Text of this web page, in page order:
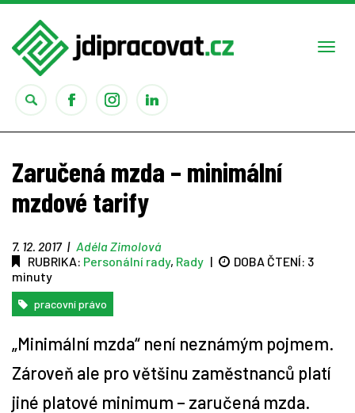
Rady
Reality show
Seriály
Tipy
Zaručená mzda – minimální
mzdové tarify
7. 12. 2017 | Adéla Zimolová
RUBRIKA: Personální rady, Rady | DOBA ČTENÍ: 3
minuty
pracovní právo
„Minimální mzda“ není neznámým pojmem.
Zároveň ale pro většinu zaměstnanců platí
jiné platové minimum – zaručená mzda.